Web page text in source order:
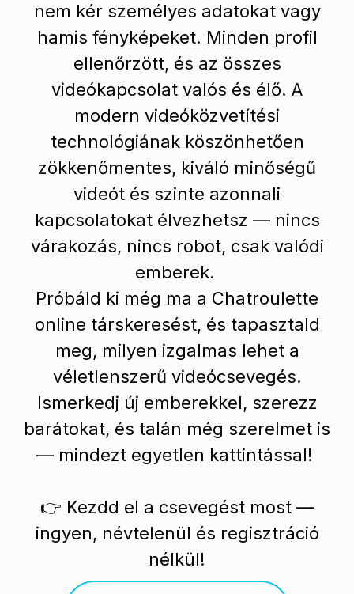
nem kér személyes adatokat vagy
hamis fényképeket. Minden profil
ellenőrzött, és az összes
videókapcsolat valós és élő. A
modern videóközvetítési
technológiának köszönhetően
zökkenőmentes, kiváló minőségű
videót és szinte azonnali
kapcsolatokat élvezhetsz — nincs
várakozás, nincs robot, csak valódi
emberek.
Próbáld ki még ma a Chatroulette
online társkeresést, és tapasztald
meg, milyen izgalmas lehet a
véletlenszerű videócsevegés.
Ismerkedj új emberekkel, szerezz
barátokat, és talán még szerelmet is
— mindezt egyetlen kattintással!
👉 Kezdd el a csevegést most —
ingyen, névtelenül és regisztráció
nélkül!